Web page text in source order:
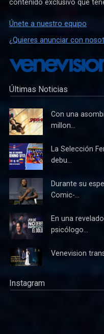
contenido exclusivo que
Únete a nuestro equipo
¿Quieres anunciar con
Últimas Noticias
Con una
millon...
La Selección
debu...
Durante su
Comic-...
En una
psicólogo...
Venevision
Instagram